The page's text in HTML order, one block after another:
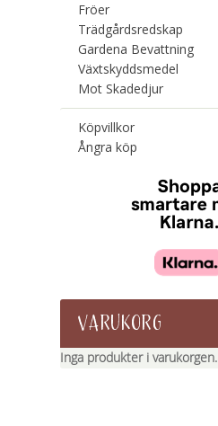
Fröer
Trädgårdsredskap
Gardena Bevattning
Växtskyddsmedel
Mot Skadedjur
Köpvillkor
Ångra köp
VARUKORG
Inga produkter i varukorgen.